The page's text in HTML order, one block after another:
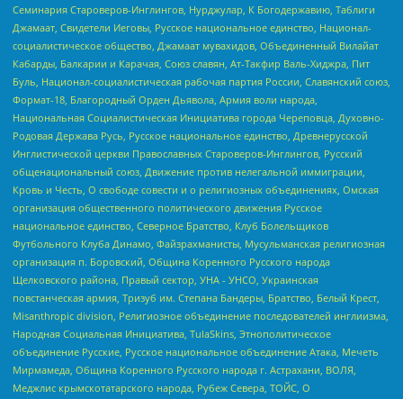
Семинария Староверов-Инглингов, Нурджулар, К Богодержавию, Таблиги
Джамаат, Свидетели Иеговы, Русское национальное единство, Национал-
социалистическое общество, Джамаат мувахидов, Объединенный Вилайат
Кабарды, Балкарии и Карачая, Союз славян, Ат-Такфир Валь-Хиджра, Пит
Буль, Национал-социалистическая рабочая партия России, Славянский союз,
Формат-18, Благородный Орден Дьявола, Армия воли народа,
Национальная Социалистическая Инициатива города Череповца, Духовно-
Родовая Держава Русь, Русское национальное единство, Древнерусской
Инглистической церкви Православных Староверов-Инглингов, Русский
общенациональный союз, Движение против нелегальной иммиграции,
Кровь и Честь, О свободе совести и о религиозных объединениях, Омская
организация общественного политического движения Русское
национальное единство, Северное Братство, Клуб Болельщиков
Футбольного Клуба Динамо, Файзрахманисты, Мусульманская религиозная
организация п. Боровский, Община Коренного Русского народа
Щелковского района, Правый сектор, УНА - УНСО, Украинская
повстанческая армия, Тризуб им. Степана Бандеры, Братство, Белый Крест,
Misanthropic division, Религиозное объединение последователей инглиизма,
Народная Социальная Инициатива, TulaSkins, Этнополитическое
объединение Русские, Русское национальное объединение Атака, Мечеть
Мирмамеда, Община Коренного Русского народа г. Астрахани, ВОЛЯ,
Меджлис крымскотатарского народа, Рубеж Севера, ТОЙС, О